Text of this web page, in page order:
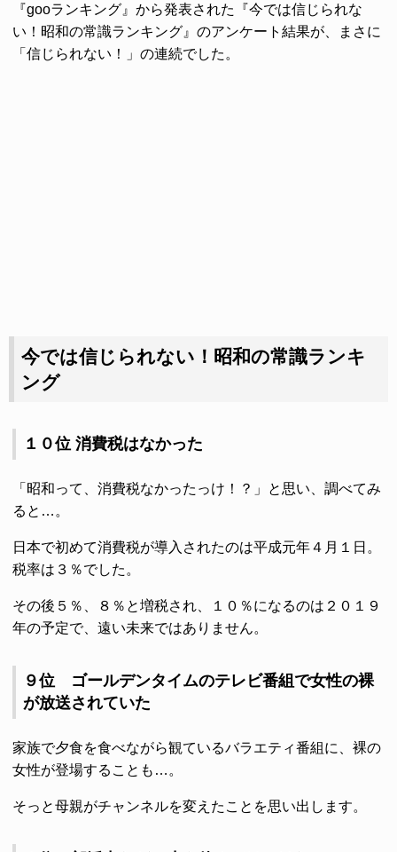
『gooランキング』から発表された『今では信じられな
い！昭和の常識ランキング』のアンケート結果が、まさに
「信じられない！」の連続でした。
今では信じられない！昭和の常識ランキ
ング
１０位 消費税はなかった
「昭和って、消費税なかったっけ！？」と思い、調べてみ
ると…。
日本で初めて消費税が導入されたのは平成元年４月１日。
税率は３％でした。
その後５％、８％と増税され、１０％になるのは２０１９
年の予定で、遠い未来ではありません。
９位 ゴールデンタイムのテレビ番組で女性の裸
が放送されていた
家族で夕食を食べながら観ているバラエティ番組に、裸の
女性が登場することも…。
そっと母親がチャンネルを変えたことを思い出します。